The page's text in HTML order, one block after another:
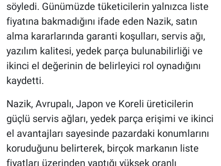
söyledi. Günümüzde tüketicilerin yalnızca liste
fiyatına bakmadığını ifade eden Nazik, satın
alma kararlarında garanti koşulları, servis ağı,
yazılım kalitesi, yedek parça bulunabilirliği ve
ikinci el değerinin de belirleyici rol oynadığını
kaydetti.
Nazik, Avrupalı, Japon ve Koreli üreticilerin
güçlü servis ağları, yedek parça erişimi ve ikinci
el avantajları sayesinde pazardaki konumlarını
koruduğunu belirterek, birçok markanın liste
fiyatları üzerinden yaptığı yüksek oranlı